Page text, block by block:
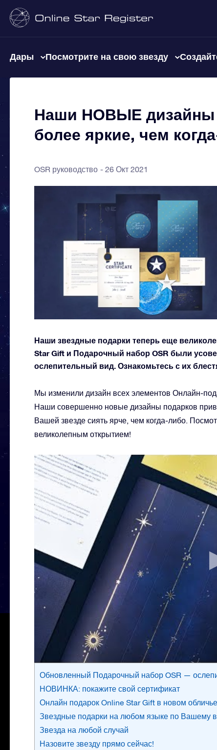
Дары Посмотрите на свою звезду
Наши НОВЫЕ дизайны
более яркие, чем
OSR руководство 26 Окт 2021
Наши звездные подарки теперь еще
Star Gift и Подарочный набор OSR были
ослепительный вид. Ознакомьтесь с их
Мы изменили дизайн всех элементов Онлайн-
Наши совершенно новые дизайны подарков
Вашей звезде сиять ярче, чем когда-либо.
великолепным открытием!
Обновленный Подарочный набор OSR —
НОВИНКА: покажите свой сертификат
Онлайн подарок Online Star Gift в новом обличье
Звездные подарки на любом языке по Вашему
Звезда на любой случай
Назовите звезду прямо сейчас!